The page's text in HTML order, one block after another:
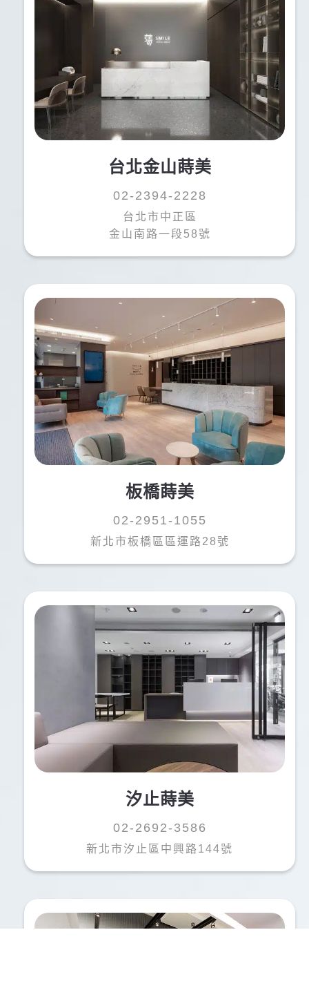
台北金山蒔美
02-2394-2228
台北市中正區
金山南路一段58號
板橋蒔美
02-2951-1055
新北市板橋區區運路28號
汐止蒔美
02-2692-3586
新北市汐止區中興路144號